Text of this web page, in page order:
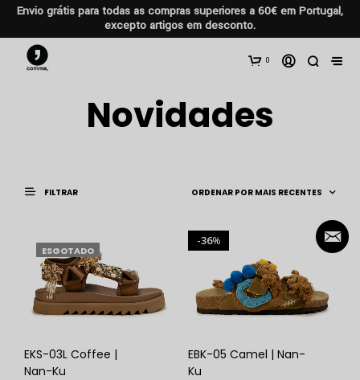
Envio grátis para todas as compras superiores a 60€ em Portugal,
excepto artigos em desconto.
0
Novidades
FILTRAR
ESGOTADO
EKS-03L Coffee |
Nan-Ku
%
36
EBK-05 Camel | Nan-
Ku